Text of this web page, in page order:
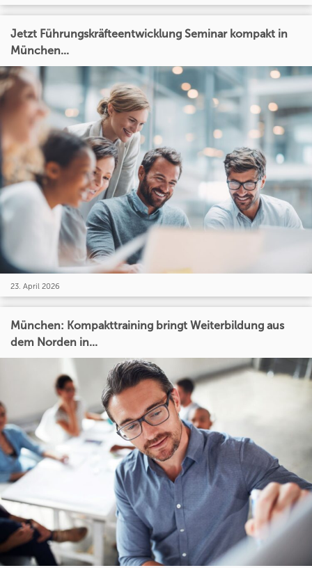
Jetzt Führungskräfteentwicklung Seminar kompakt in
München...
23. April 2026
München: Kompakttraining bringt Weiterbildung aus
dem Norden in...